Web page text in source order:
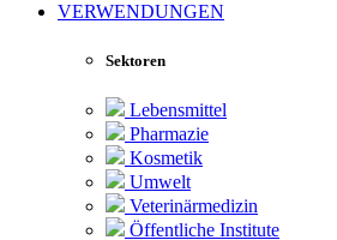
VERWENDUNGEN
Sektoren
Lebensmittel
Pharmazie
Kosmetik
Umwelt
Veterinärmedizin
Öffentliche Institute